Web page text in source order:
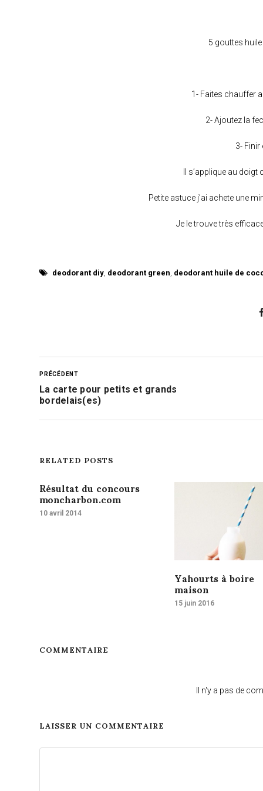
5 gouttes
1- Faites chauffer
2- Ajoutez la
3- Finir
Il s’applique au
Petite astuce j’ai achete une
Je le trouve très
deodorant diy, deodorant green, deodorant huile de
PRÉCÉDENT
La carte pour petits et grands
bordelais(es)
RELATED POSTS
Résultat du concours
moncharbon.com
10 avril 2014
Yahourts à boire
maison
15 juin 2016
COMMENTAIRE
Il n'y a pas de
LAISSER UN COMMENTAIRE